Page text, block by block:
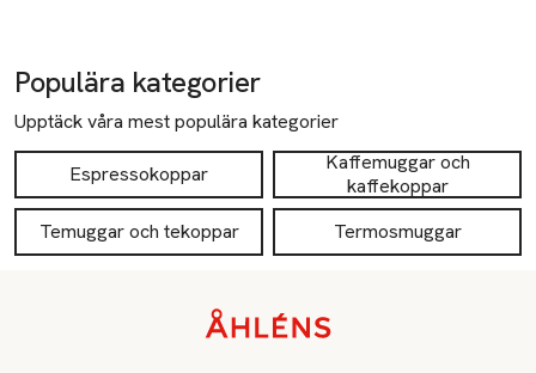
Populära kategorier
Upptäck våra mest populära kategorier
Espressokoppar
Kaffemuggar och
kaffekoppar
Temuggar och tekoppar
Termosmuggar